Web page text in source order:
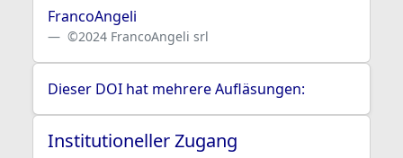
FrancoAngeli
©2024 FrancoAngeli srl
Dieser DOI hat mehrere Aufläsungen:
Institutioneller Zugang